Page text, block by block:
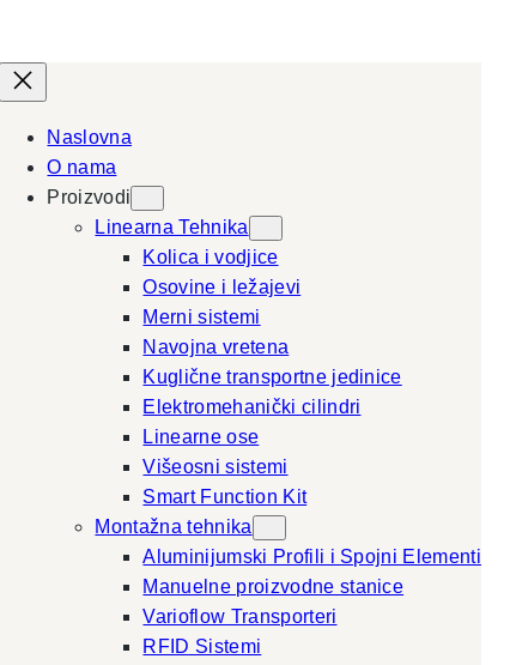
Naslovna
O nama
Proizvodi
Linearna Tehnika
Kolica i vodjice
Osovine i ležajevi
Merni sistemi
Navojna vretena
Kuglične transportne jedinice
Elektromehanički cilindri
Linearne ose
Višeosni sistemi
Smart Function Kit
Montažna tehnika
Aluminijumski Profili i Spojni Elementi
Manuelne proizvodne stanice
Varioflow Transporteri
RFID Sistemi